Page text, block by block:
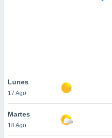
similares
como
sitio
Lunes
17 Ago
Martes
18 Ago